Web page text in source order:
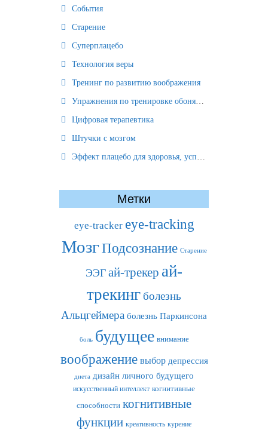
События
Старение
Суперплацебо
Технология веры
Тренинг по развитию воображения
Упражнения по тренировке обоняния
Цифровая терапевтика
Штучки с мозгом
Эффект плацебо для здоровья, успеха и отношений
Метки
eye-tracker eye-tracking
МозгПодсознание Старение
ЭЭГ ай-трекер ай-
трекинг болезнь
Альцгеймера болезнь Паркинсона
боль будущее внимание
воображение выбор депрессия
диета дизайн личного будущего
искусственный интеллект когнитивные
способности когнитивные
функции креативность курение